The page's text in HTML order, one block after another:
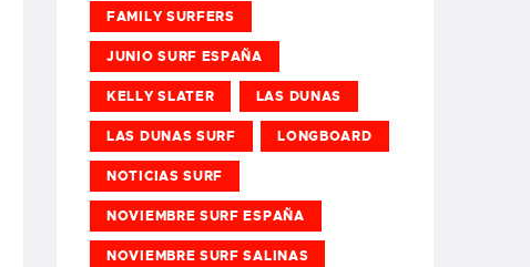
FAMILY SURFERS
JUNIO SURF ESPAÑA
KELLY SLATER LAS DUNAS
LAS DUNAS SURF LONGBOARD
NOTICIAS SURF
NOVIEMBRE SURF ESPAÑA
NOVIEMBRE SURF SALINAS